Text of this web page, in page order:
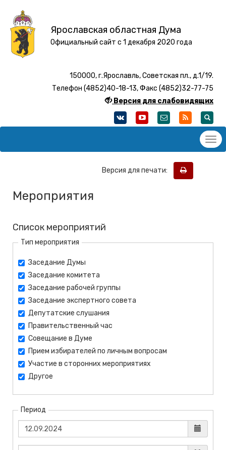
Ярославская областная Дума
Официальный сайт с 1 декабря 2020 года
150000, г.Ярославль, Советская пл., д.1/19.
Телефон (4852)40-18-13, Факс (4852)32-77-75
Версия для слабовидящих
Версия для печати:
Мероприятия
Список мероприятий
Тип мероприятия
Заседание Думы
Заседание комитета
Заседание рабочей группы
Заседание экспертного совета
Депутатские слушания
Правительственный час
Совещание в Думе
Прием избирателей по личным вопросам
Участие в сторонних мероприятиях
Другое
Период